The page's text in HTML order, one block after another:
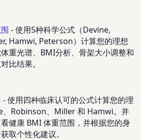
- 使用5种科学公式（Devine,
Hamwi, Peterson）计算您的理想
重光谱、BMI分析、骨架大小调整和
比结果。
- 使用四种临床认可的公式计算您的理
、Robinson、Miller 和 Hamwi。并
健康 BMI 体重范围，并根据您的身
取个性化建议。